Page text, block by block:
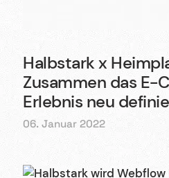
Halbstark x
Zusammen das E-
Erlebnis neu
06. Januar 2022